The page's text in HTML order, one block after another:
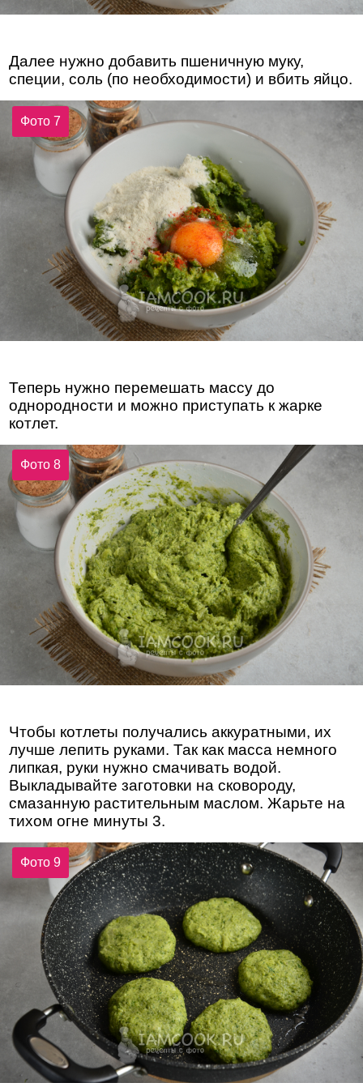
Далее нужно добавить пшеничную муку,
специи, соль (по необходимости) и вбить яйцо.
Фото 7
Теперь нужно перемешать массу до
однородности и можно приступать к жарке
котлет.
Фото 8
Чтобы котлеты получались аккуратными, их
лучше лепить руками. Так как масса немного
липкая, руки нужно смачивать водой.
Выкладывайте заготовки на сковороду,
смазанную растительным маслом. Жарьте на
тихом огне минуты 3.
Фото 9